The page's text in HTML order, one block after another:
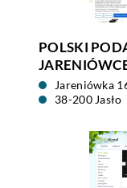
POLSKI
Jareniówka
38-200 Jasło